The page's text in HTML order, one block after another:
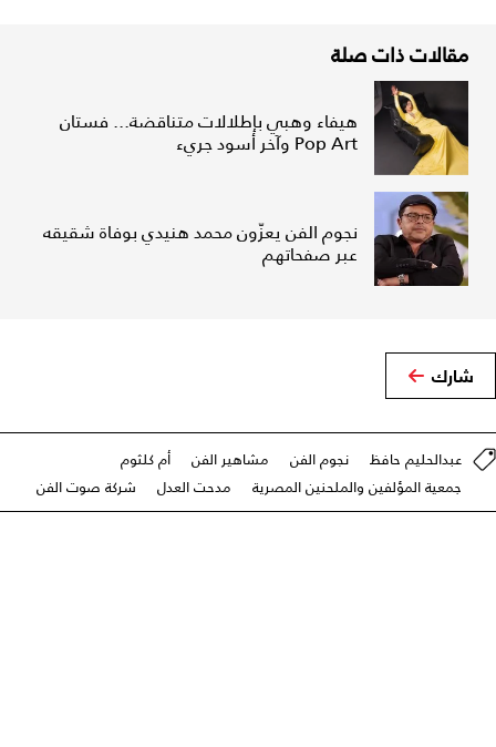
مقالات ذات صلة
هيفاء وهبي بإطلالات متناقضة... فستان
Pop Art وآخر أسود جريء
نجوم الفن يعزّون محمد هنيدي بوفاة شقيقه
عبر صفحاتهم
شارك
عبدالحليم حافظ نجوم الفن مشاهير الفن
أم كلثوم
جمعية المؤلفين والملحنين المصرية
مدحت العدل شركة صوت الفن